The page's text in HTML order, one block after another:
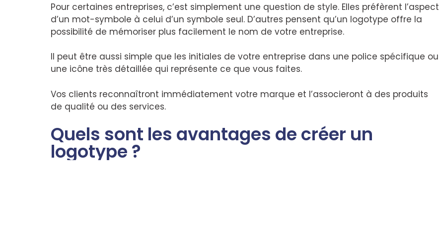
Pour certaines entreprises, c’est simplement une question de style. Elles préfèrent l’aspect
d’un mot-symbole à celui d’un symbole seul. D’autres pensent qu’un logotype offre la
possibilité de mémoriser plus facilement le nom de votre entreprise.
Il peut être aussi simple que les initiales de votre entreprise dans une police spécifique ou
une icône très détaillée qui représente ce que vous faites.
Vos clients reconnaîtront immédiatement votre marque et l’associeront à des produits
de qualité ou des services.
Quels sont les avantages de créer un
logotype ?